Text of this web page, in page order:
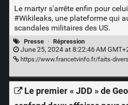
Le martyr s'arrête enfin pour
#Wikileaks, une plateforme qui
scandales militaires des US.
Presse · Répression
June 25, 2024 at 8:22:46 AM
https://www.francetvinfo.fr/faits-divers/affaire/assange/wikileaks-julian-assange-est-libre-apres-
Le premier « JDD » de